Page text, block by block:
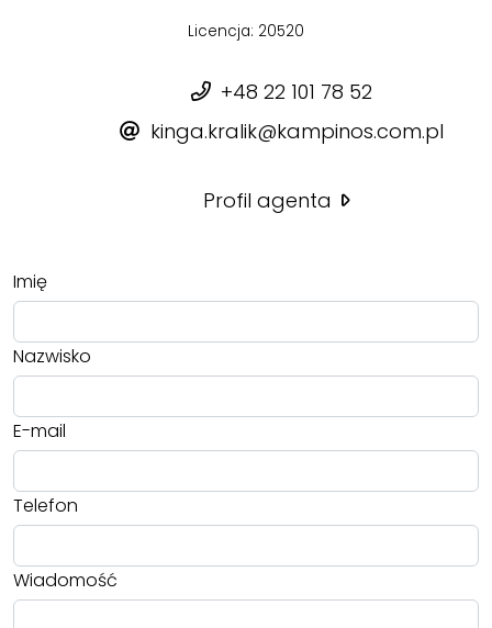
Licencja: 20520
+48 22 101 78 52
kinga.kralik@kampinos.com.pl
Profil agenta
Imię
Nazwisko
E-mail
Telefon
Wiadomość